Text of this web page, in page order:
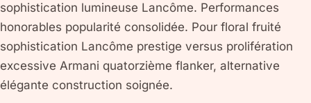
sophistication lumineuse Lancôme. Performances
honorables popularité consolidée. Pour floral fruité
sophistication Lancôme prestige versus prolifération
excessive Armani quatorzième flanker, alternative
élégante construction soignée.